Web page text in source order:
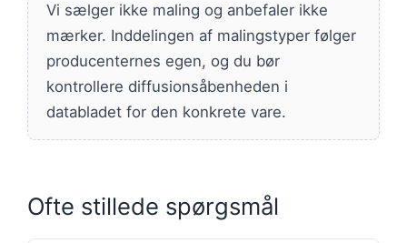
Vi sælger ikke maling og anbefaler ikke
mærker. Inddelingen af malingstyper følger
producenternes egen, og du bør
kontrollere diffusionsåbenheden i
databladet for den konkrete vare.
Ofte stillede spørgsmål